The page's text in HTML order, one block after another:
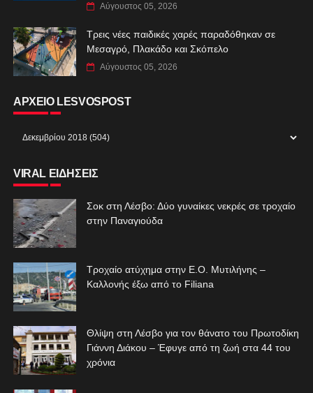
Αύγουστος 05, 2026
Τρεις νέες παιδικές χαρές παραδόθηκαν σε
Μεσαγρό, Πλακάδο και Σκόπελο
Αύγουστος 05, 2026
ΑΡΧΕΙΟ LESVOSPOST
VIRAL ΕΙΔΗΣΕΙΣ
Σοκ στη Λέσβο: Δύο γυναίκες νεκρές σε τροχαίο
στην Παναγιούδα
Τροχαίο ατύχημα στην Ε.Ο. Μυτιλήνης –
Καλλονής έξω από το Filiana
Θλίψη στη Λέσβο για τον θάνατο του Πρωτοδίκη
Γιάννη Διάκου – Έφυγε από τη ζωή στα 44 του
χρόνια